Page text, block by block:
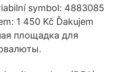
symbol: 4883085
1 450 Kč Ďakujem
площадка для